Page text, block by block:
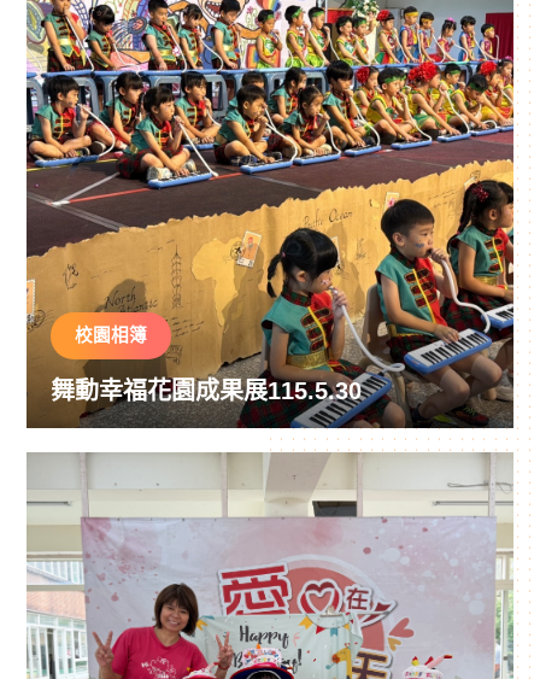
校園相簿
舞動幸福花園成果展115.5.30